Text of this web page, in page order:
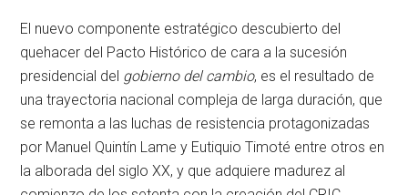
El nuevo componente estratégico descubierto del
quehacer del Pacto Histórico de cara a la sucesión
presidencial del gobierno del cambio, es el resultado de
una trayectoria nacional compleja de larga duración, que
se remonta a las luchas de resistencia protagonizadas
por Manuel Quintín Lame y Eutiquio Timoté entre otros en
la alborada del siglo XX, y que adquiere madurez al